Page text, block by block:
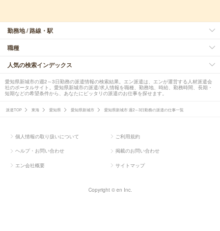
勤務地 / 路線・駅
職種
人気の検索インデックス
愛知県新城市の週2～3日勤務の派遣情報の検索結果。エン派遣は、エンが運営する人材派遣会
社のポータルサイト。愛知県新城市の派遣/求人情報を職種、勤務地、時給、勤務時間、長期・
短期などの希望条件から、あなたにピッタリの派遣のお仕事を探せます。
派遣TOP 東海 愛知県 愛知県新城市 愛知県新城市 週2～3日勤務の派遣の仕事一覧
個人情報の取り扱いについて ご利用規約
ヘルプ・お問い合わせ 掲載のお問い合わせ
エン会社概要 サイトマップ
Copyright © en Inc.